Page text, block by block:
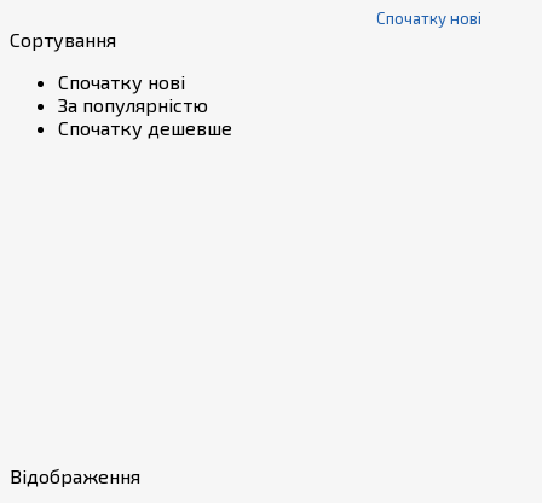
Спочатку нові
Сортування
Спочатку нові
За популярністю
Спочатку дешевше
Відображення